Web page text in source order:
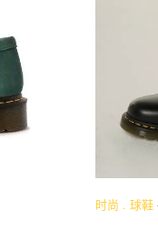
时尚 . 球鞋